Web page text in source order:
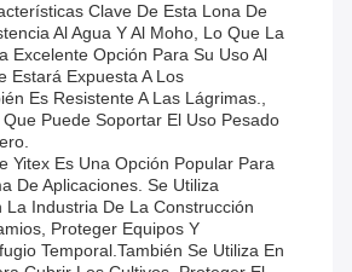
Clave De Esta Lona De
Al Agua Y Al Moho, Lo Que La
Excelente Opción Para Su Uso Al
Estará Expuesta A Los
Es Resistente A Las Lágrimas.,
Puede Soportar El Uso Pesado
Yitex Es Una Opción Popular Para
De Aplicaciones. Se Utiliza
La Industria De La Construcción
Proteger Equipos Y
Temporal.También Se Utiliza En